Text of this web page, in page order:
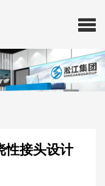
性接头设计